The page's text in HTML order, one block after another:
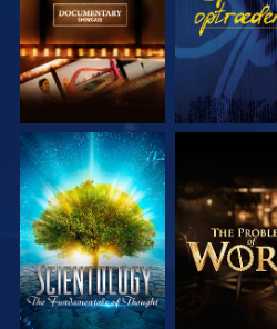
UDFORSK SERIEN UDFORSK